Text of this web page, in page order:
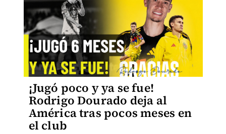
¡Jugó poco y ya se fue!
Rodrigo Dourado deja al
América tras pocos meses en
el club